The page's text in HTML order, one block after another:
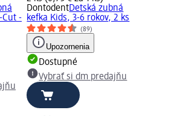
Cut -
DontodentDetská zubná
kefka Kids, 3-6 rokov, 2 ks
(89)
Upozornenia
Dostupné
Vybrať si dm predajňu